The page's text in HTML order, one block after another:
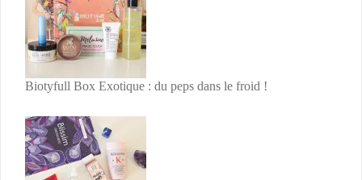
Biotyfull Box Exotique : du peps dans le froid !